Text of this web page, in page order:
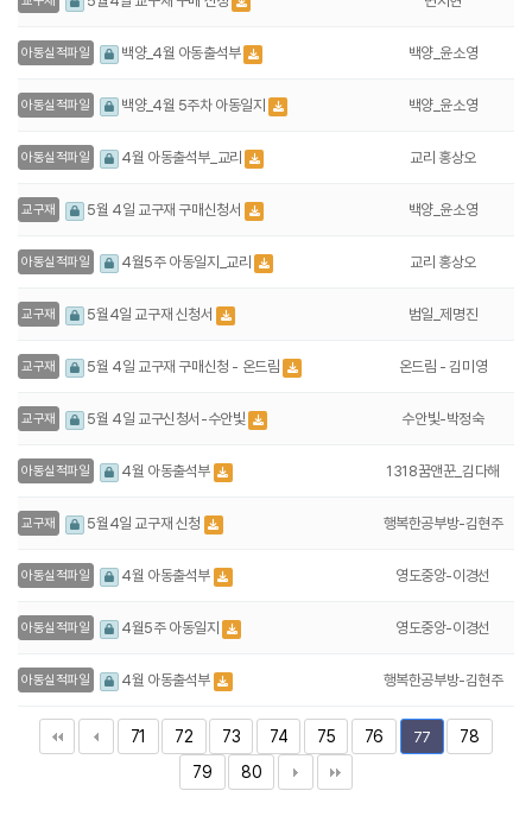
아동실적파일 백양_4월 아동출석부 백양_윤소영
아동실적파일 백양_4월 5주차 아동일지 백양_윤소영
아동실적파일 4월 아동출석부_교리 교리 홍상오
교구재 5월 4일 교구재 구매신청서 백양_윤소영
아동실적파일 4월5주 아동일지_교리 교리 홍상오
교구재 5월4일 교구재 신청서 범일_제명진
교구재 5월 4일 교구재 구매신청 - 온드림 온드림 - 김미영
교구재 5월 4일 교구신청서-수안빛 수안빛-박정숙
아동실적파일 4월 아동출석부 1318꿈앤꾼_김다해
교구재 5월4일 교구재 신청 행복한공부방-김현주
아동실적파일 4월 아동출석부 영도중앙-이경선
아동실적파일 4월5주 아동일지 영도중앙-이경선
아동실적파일 4월 아동출석부 행복한공부방-김현주
71 72 73 74 75 76 77
78
79
80